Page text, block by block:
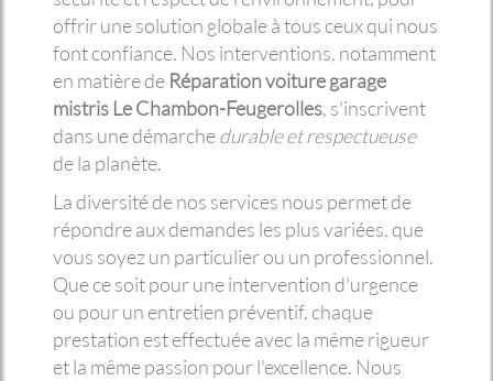
offrir une solution globale à tous ceux qui nous
font confiance. Nos interventions, notamment
en matière de Réparation voiture garage
mistris Le Chambon-Feugerolles, s'inscrivent
dans une démarchedurable et respectueuse
de la planète.
La diversité de nos services nous permet de
répondre aux demandes les plus variées, que
vous soyez un particulier ou un professionnel.
Que ce soit pour une intervention d'urgence
ou pour un entretien préventif, chaque
prestation est effectuée avec la même rigueur
et la même passion pour l'excellence. Nous